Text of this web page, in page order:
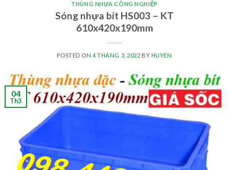
THÙNG NHỰA CÔNG NGHIỆP
Sóng nhựa bít HS003 – KT
610x420x190mm
POSTED ON4 THÁNG 3, 2022 BY HUYEN
04
Th3